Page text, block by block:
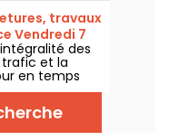
et SNCF.travaux
Vendredi 7
des
et la
en temps
la RATP,
et
toutes les
avant de